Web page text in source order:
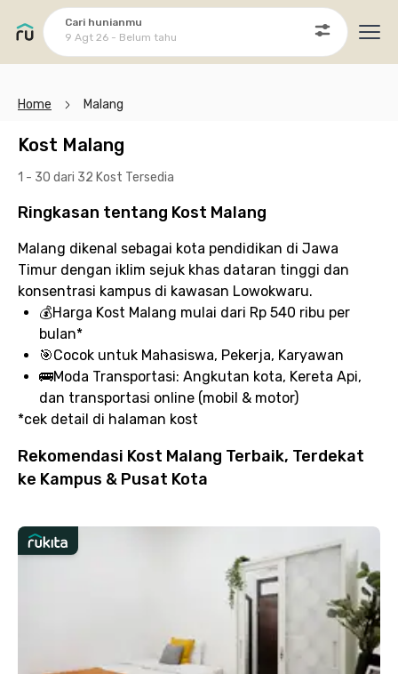
Cari hunianmu
9 Agt 26 - Belum tahu
Home Malang
Kost Malang
1 - 30 dari 32 Kost Tersedia
Ringkasan tentang Kost Malang
Malang dikenal sebagai kota pendidikan di Jawa
Timur dengan iklim sejuk khas dataran tinggi dan
konsentrasi kampus di kawasan Lowokwaru.
💰Harga Kost Malang mulai dari Rp 540 ribu per
bulan*
🎯Cocok untuk Mahasiswa, Pekerja, Karyawan
🚌Moda Transportasi: Angkutan kota, Kereta Api,
dan transportasi online (mobil & motor)
*cek detail di halaman kost
Rekomendasi Kost Malang Terbaik, Terdekat
ke Kampus & Pusat Kota